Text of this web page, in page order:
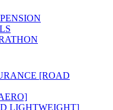
[ROAD
LIGHTWEIGHT]